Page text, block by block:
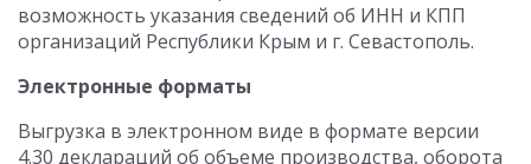
возможность указания сведений об ИНН и КПП
организаций Республики Крым и г. Севастополь.
Электронные форматы
Выгрузка в электронном виде в формате версии
4.30 деклараций об объеме производства, оборота